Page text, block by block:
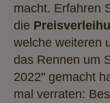
macht. Erfahren
die
welche weiteren
das Rennen um
2022" gemacht
mal verraten: